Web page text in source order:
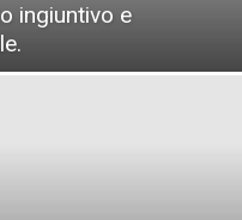
ingiuntivo e